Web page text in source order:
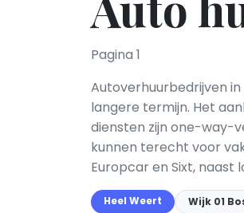
Pagina 1
Autoverhuurbedrijven
langere termijn. Het
diensten zijn one-way-
kunnen terecht voor
Europcar en Sixt, naast
Heel Weert Wijk 01